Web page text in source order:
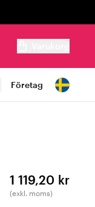
Företag
1 119,20 kr
(exkl. moms)